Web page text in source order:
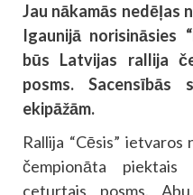
Jau nākamās nedēļas
Igaunijā norisināsies
būs Latvijas rallija
posms.
ekipāžām.
Rallija “Cēsis”
čempionāta
ceturtais posms.